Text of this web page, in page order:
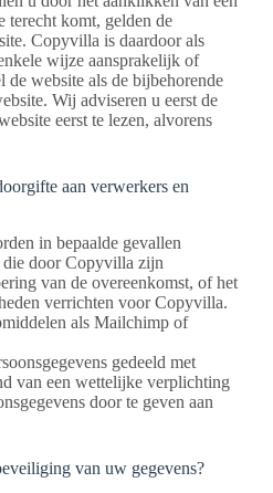
terecht komt, gelden de
Copyvilla is daardoor als
wijze aansprakelijk of
website als de bijbehorende
Wij adviseren u eerst de
eerst te lezen, alvorens
aan verwerkers en
in bepaalde gevallen
door Copyvilla zijn
van de overeenkomst, of het
verrichten voor Copyvilla.
als Mailchimp of
gedeeld met
van een wettelijke verplichting
door te geven aan
van uw gegevens?